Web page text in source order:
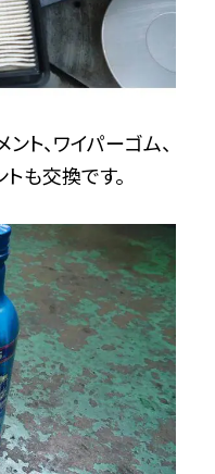
ト、ワイパーゴム、
も交換です。